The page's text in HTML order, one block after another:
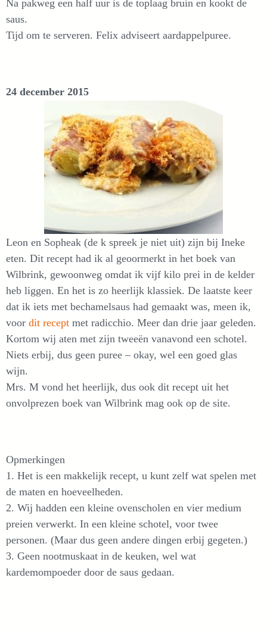
Na pakweg een half uur is de toplaag bruin en kookt de
saus.
Tijd om te serveren. Felix adviseert aardappelpuree.
24 december 2015
Leon en Sopheak (de k spreek je niet uit) zijn bij Ineke
eten. Dit recept had ik al geoormerkt in het boek van
Wilbrink, gewoonweg omdat ik vijf kilo prei in de kelder
heb liggen. En het is zo heerlijk klassiek. De laatste keer
dat ik iets met bechamelsaus had gemaakt was, meen ik,
voor dit recept met radicchio. Meer dan drie jaar geleden.
Kortom wij aten met zijn tweeën vanavond een schotel.
Niets erbij, dus geen puree – okay, wel een goed glas
wijn.
Mrs. M vond het heerlijk, dus ook dit recept uit het
onvolprezen boek van Wilbrink mag ook op de site.
Opmerkingen
1. Het is een makkelijk recept, u kunt zelf wat spelen met
de maten en hoeveelheden.
2. Wij hadden een kleine ovenscholen en vier medium
preien verwerkt. In een kleine schotel, voor twee
personen. (Maar dus geen andere dingen erbij gegeten.)
3. Geen nootmuskaat in de keuken, wel wat
kardemompoeder door de saus gedaan.